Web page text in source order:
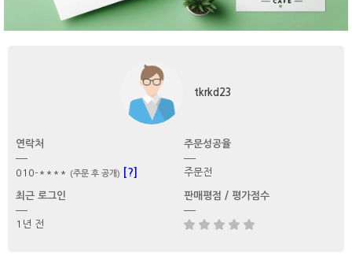
tkrkd23
연락처
010-**** (주문 후 공개) [?]
주문성공율
주문전
최근 로그인
1년 전
판매평점 / 평가점수